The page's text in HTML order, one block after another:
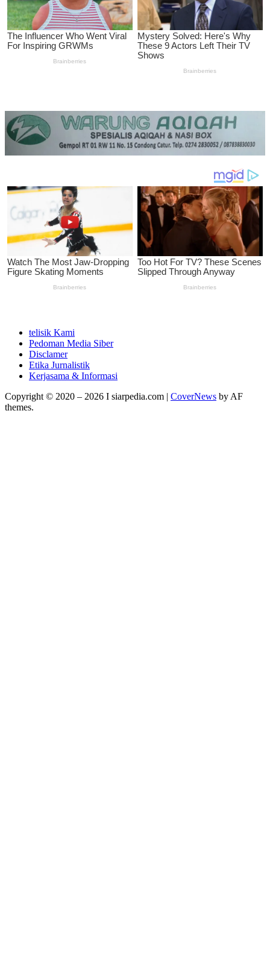
telisik Kami
Pedoman Media Siber
Disclamer
Etika Jurnalistik
Kerjasama & Informasi
Copyright © 2020 – 2026 I siarpedia.com | CoverNews by AF
themes.